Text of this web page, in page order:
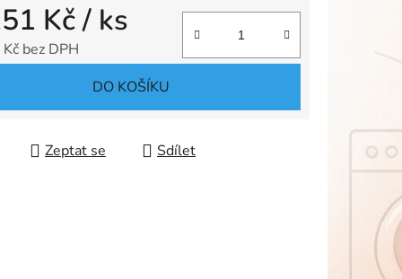
Kč/ ks
bez DPH
DO KOŠÍKU
Zeptat se Sdílet